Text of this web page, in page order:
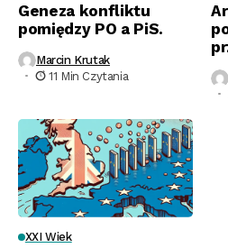
Geneza konfliktu
pomiędzy PO a PiS.
Marcin Krutak
11 Min Czytania
XXI Wiek